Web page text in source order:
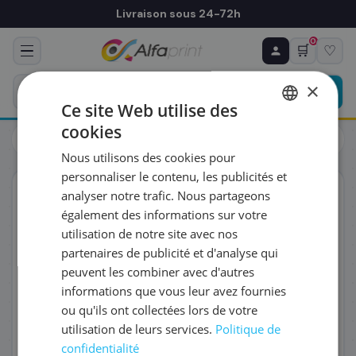
Livraison sous 24-72h
🛒
0
♡
Toners
Brother
ORIGINAL
♻ COMMANDE RÉCURRENTE
Prévoyez & économisez
Programmez votre prochain achat — notre équipe
vous prépare un devis personnalisé
RÉFÉRENCE DU PRODUIT
FRÉQUENCE
QUANTITÉ PAR LIVRAISON
DATE DE PREMIÈRE LIVRAISON SOUHAITÉE
×
Ce site Web utilise des
cookies
Nous utilisons des cookies pour
personnaliser le contenu, les publicités et
analyser notre trafic. Nous partageons
également des informations sur votre
utilisation de notre site avec nos
partenaires de publicité et d'analyse qui
peuvent les combiner avec d'autres
informations que vous leur avez fournies
ou qu'ils ont collectées lors de votre
utilisation de leurs services. Politique de
confidentialité